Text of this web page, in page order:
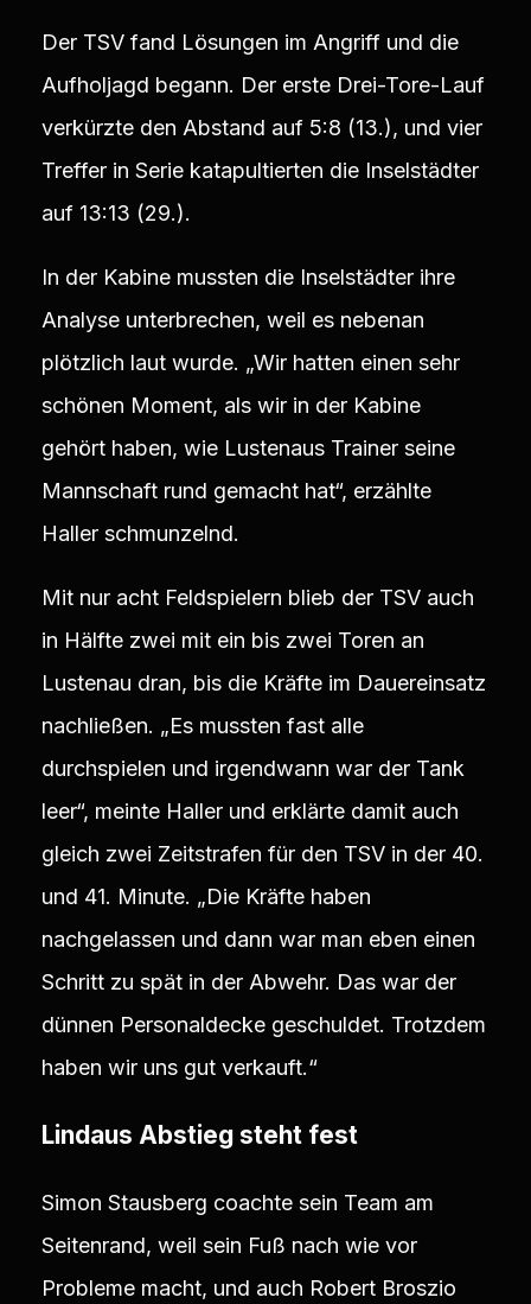
Der TSV fand Lösungen im Angriff und die
Aufholjagd begann. Der erste Drei-Tore-Lauf
verkürzte den Abstand auf 5:8 (13.), und vier
Treffer in Serie katapultierten die Inselstädter
auf 13:13 (29.).
In der Kabine mussten die Inselstädter ihre
Analyse unterbrechen, weil es nebenan
plötzlich laut wurde. „Wir hatten einen sehr
schönen Moment, als wir in der Kabine
gehört haben, wie Lustenaus Trainer seine
Mannschaft rund gemacht hat“, erzählte
Haller schmunzelnd.
Mit nur acht Feldspielern blieb der TSV auch
in Hälfte zwei mit ein bis zwei Toren an
Lustenau dran, bis die Kräfte im Dauereinsatz
nachließen. „Es mussten fast alle
durchspielen und irgendwann war der Tank
leer“, meinte Haller und erklärte damit auch
gleich zwei Zeitstrafen für den TSV in der 40.
und 41. Minute. „Die Kräfte haben
nachgelassen und dann war man eben einen
Schritt zu spät in der Abwehr. Das war der
dünnen Personaldecke geschuldet. Trotzdem
haben wir uns gut verkauft.“
Lindaus Abstieg steht fest
Simon Stausberg coachte sein Team am
Seitenrand, weil sein Fuß nach wie vor
Probleme macht, und auch Robert Broszio